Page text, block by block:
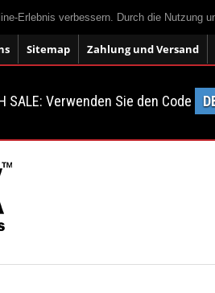
Erlebnis verbessern. Durch die Nutzung
Sitemap Zahlung und Versand
SALE: Verwenden Sie den Code